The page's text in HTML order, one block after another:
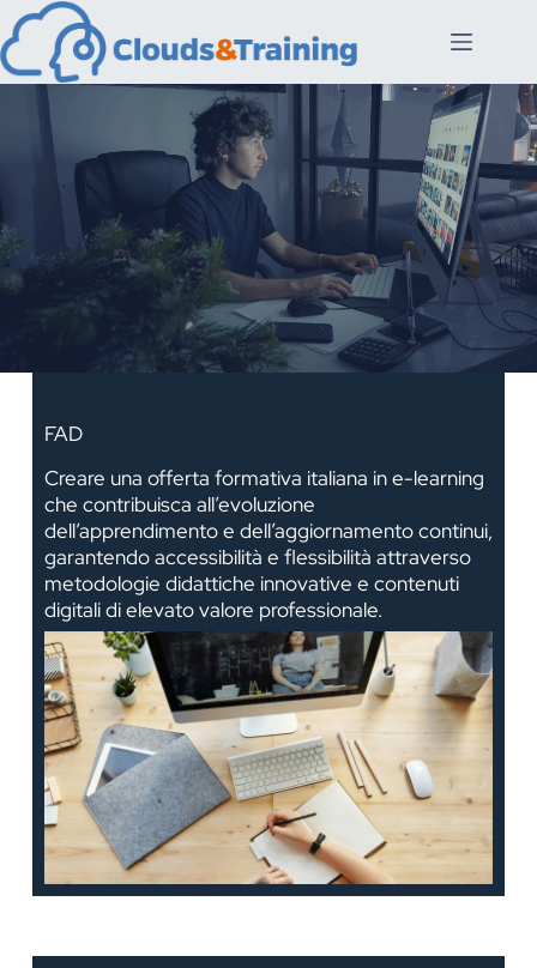
FAD
Creare una offerta formativa italiana in e-learning
che contribuisca all’evoluzione
dell’apprendimento e dell’aggiornamento continui,
garantendo accessibilità e flessibilità attraverso
metodologie didattiche innovative e contenuti
digitali di elevato valore professionale.